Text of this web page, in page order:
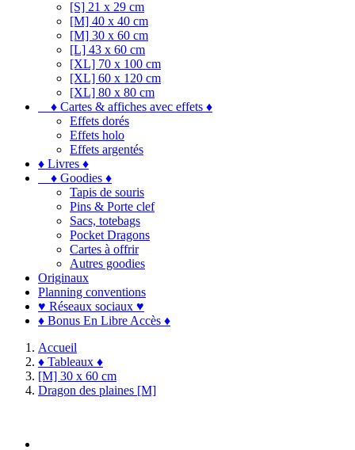
[S] 21 x 29 cm
[M] 40 x 40 cm
[M] 30 x 60 cm
[L] 43 x 60 cm
[XL] 70 x 100 cm
[XL] 60 x 120 cm
[XL] 80 x 80 cm
♦ Cartes & affiches avec effets ♦
Effets dorés
Effets holo
Effets argentés
♦ Livres ♦
♦ Goodies ♦
Tapis de souris
Pins & Porte clef
Sacs, totebags
Pocket Dragons
Cartes à offrir
Autres goodies
Originaux
Planning conventions
♥ Réseaux sociaux ♥
♦ Bonus En Libre Accès ♦
Accueil
♦ Tableaux ♦
[M] 30 x 60 cm
Dragon des plaines [M]